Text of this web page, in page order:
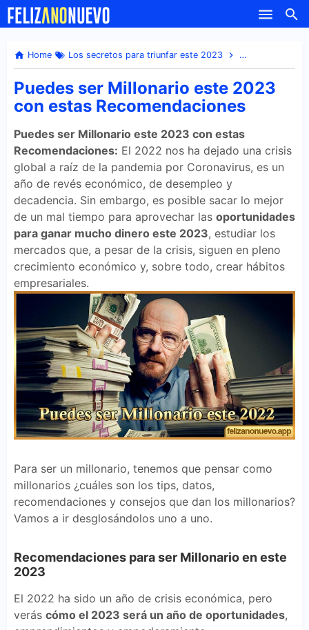
-->
Skip to main content
Home Los secretos para triunfar este 2023 Metas para
Puedes ser Millonario este 2023
con estas Recomendaciones
Puedes ser Millonario este 2023 con estas
Recomendaciones: El 2022 nos ha dejado una crisis
global a raíz de la pandemia por Coronavirus, es un
año de revés económico, de desempleo y
decadencia. Sin embargo, es posible sacar lo mejor
de un mal tiempo para aprovechar las oportunidades
para ganar mucho dinero este 2023, estudiar los
mercados que, a pesar de la crisis, siguen en pleno
crecimiento económico y, sobre todo, crear hábitos
empresariales.
Para ser un millonario, tenemos que pensar como
millonarios ¿cuáles son los tips, datos,
recomendaciones y consejos que dan los millonarios?
Vamos a ir desglosándolos uno a uno.
Recomendaciones para ser Millonario en este
2023
El 2022 ha sido un año de crisis económica, pero
verás cómo el 2023 será un año de oportunidades,